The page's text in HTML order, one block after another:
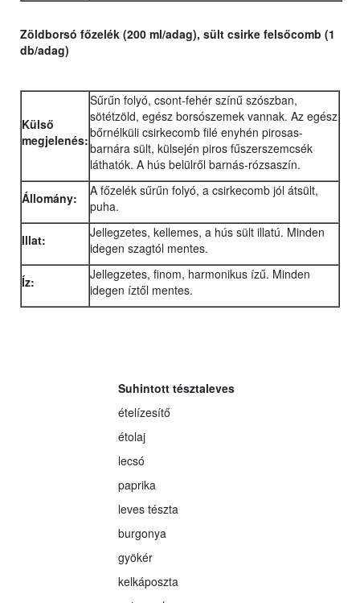
Zöldborsó főzelék (200 ml/adag), sült csirke felsőcomb (1
db/adag)
Külső
megjelenés:
Sűrűn folyó, csont-fehér színű szószban,
sötétzöld, egész borsószemek vannak. Az egész
bőrnélküli csirkecomb filé enyhén pirosas-
barnára sült, külsején piros fűszerszemcsék
láthatók. A hús belülről barnás-rózsaszín.
Állomány:
A főzelék sűrűn folyó, a csirkecomb jól átsült,
puha.
Illat:
Jellegzetes, kellemes, a hús sült illatú. Minden
idegen szagtól mentes.
Íz:
Jellegzetes, finom, harmonikus ízű. Minden
idegen íztől mentes.
Suhintott tésztaleves
ételízesítő
étolaj
lecsó
paprika
leves tészta
burgonya
gyökér
kelkáposzta